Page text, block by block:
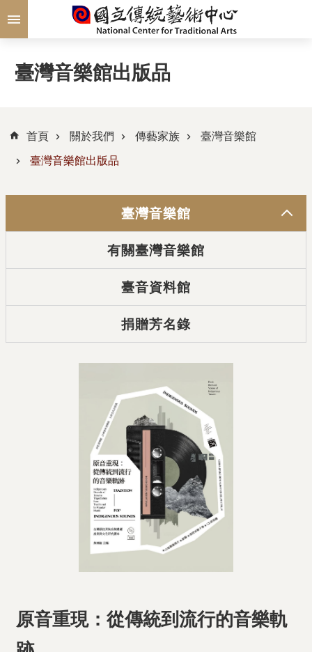
跳到主要內容區塊
臺灣音樂館出版品
首頁 關於我們 傳藝家族 臺灣音樂館
臺灣音樂館出版品
臺灣音樂館
有關臺灣音樂館
臺音資料館
捐贈芳名錄
原音重現：從傳統到流行的音樂軌